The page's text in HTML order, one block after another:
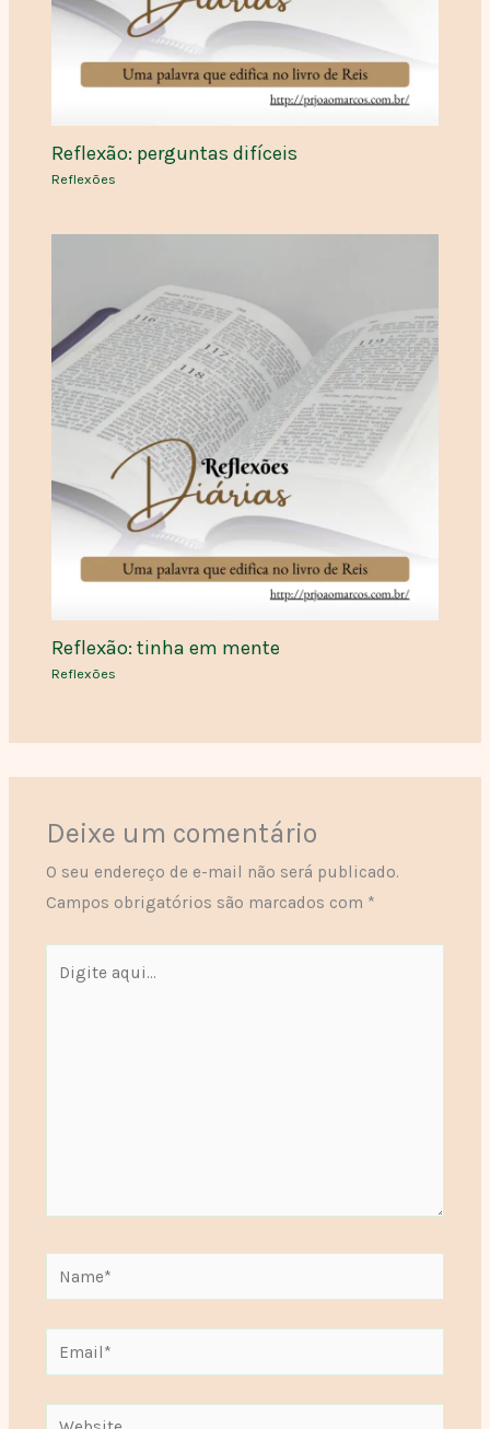
Reflexão: perguntas difíceis
Reflexões
Reflexão: tinha em mente
Reflexões
Deixe um comentário
O seu endereço de e-mail não será publicado.
Campos obrigatórios são marcados com *
aqui...
Name*
Email*
Website